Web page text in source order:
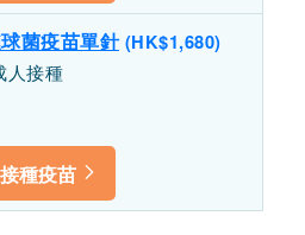
菌疫苗單針(HK$1,680)
人接種
種疫苗